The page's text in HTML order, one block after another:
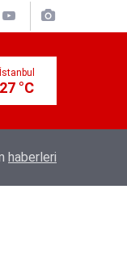
İstanbul
27 °C
eden "Filistin
haberleri